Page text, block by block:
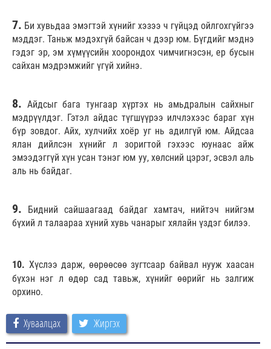
7. Би хувьдаа эмэгтэй хүнийг хэзээ ч гүйцэд ойлгохгүйгээ
мэддэг. Таньж мэдэхгүй байсан ч дээр юм. Бүгдийг мэднэ
гэдэг эр, эм хүмүүсийн хоорондох чимчигнэсэн, ер бусын
сайхан мэдрэмжийг үгүй хийнэ.
8. Айдсыг бага тунгаар хүртэх нь амьдралын сайхныг
мэдрүүлдэг. Гэтэл айдас түгшүүрээ илчлэхээс бараг хүн
бүр зовдог. Айх, хулчийх хоёр уг нь адилгүй юм. Айдсаа
ялан дийлсэн хүнийг л зоригтой гэхээс юунаас айж
эмээдэггүй хүн усан тэнэг юм уу, хөлсний цэрэг, эсвэл аль
аль нь байдаг.
9. Бидний сайшаагаад байдаг хамтач, нийтэч нийгэм
бүхий л талаараа хүний хувь чанарыг хялайн үздэг билээ.
10. Хүслээ дарж, өөрөөсөө зугтсаар байвал нууж хаасан
бүхэн нэг л өдөр сад тавьж, хүнийг өөрийг нь залгиж
орхино.
Хуваалцах Жиргэх